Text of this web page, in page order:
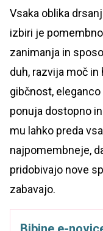
Vsaka oblika
izbiri je
zanimanja in
duh, razvija moč
gibčnost,
ponuja dostopno
mu lahko preda
najpomembneje,
pridobivajo nove
zabavajo.